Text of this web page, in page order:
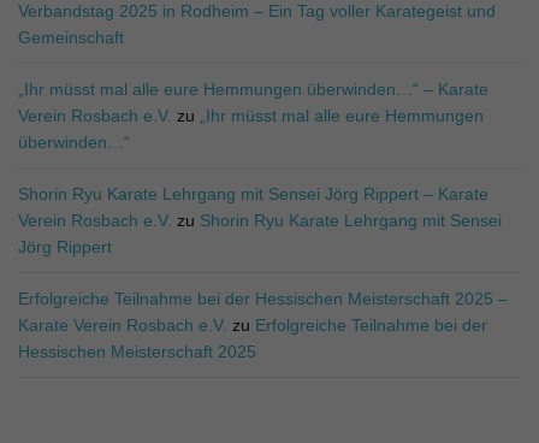
Verbandstag 2025 in Rodheim – Ein Tag voller Karategeist und
Gemeinschaft
„Ihr müsst mal alle eure Hemmungen überwinden…“ – Karate
Verein Rosbach e.V. zu
„Ihr müsst mal alle eure Hemmungen
überwinden…“
Shorin Ryu Karate Lehrgang mit Sensei Jörg Rippert – Karate
Verein Rosbach e.V. zu Shorin Ryu Karate Lehrgang mit Sensei
Jörg Rippert
Erfolgreiche Teilnahme bei der Hessischen Meisterschaft 2025 –
Karate Verein Rosbach e.V. zu Erfolgreiche Teilnahme bei der
Hessischen Meisterschaft 2025